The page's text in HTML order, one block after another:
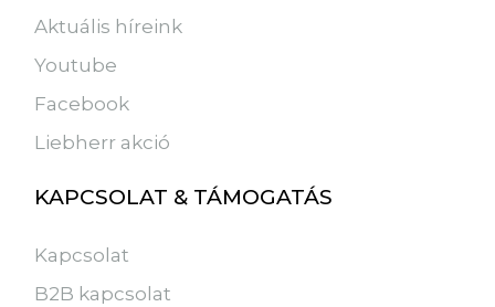
Aktuális híreink
Youtube
Facebook
Liebherr akció
KAPCSOLAT & TÁMOGATÁS
Kapcsolat
B2B kapcsolat